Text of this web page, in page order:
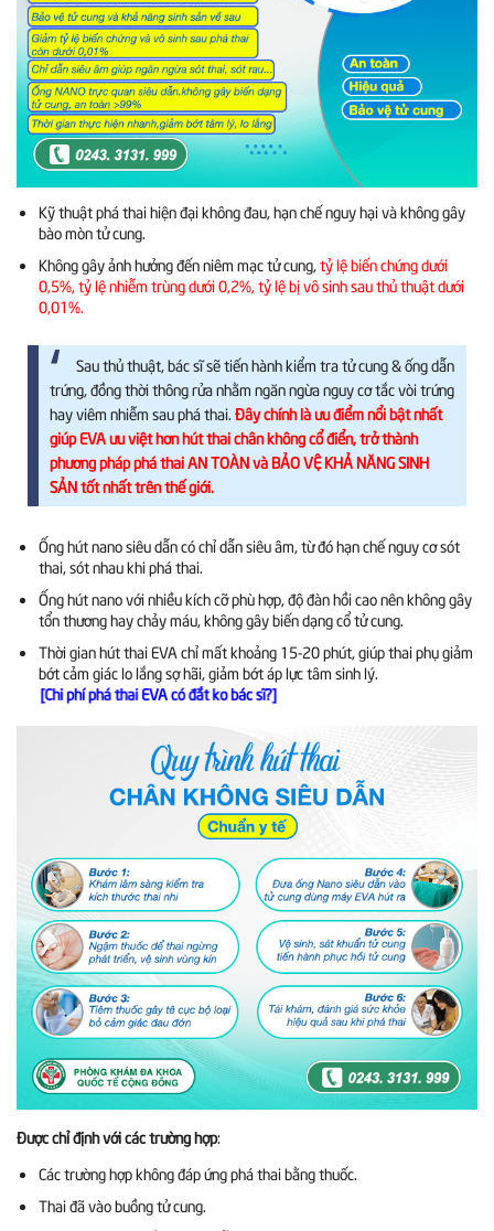
Kỹ thuật phá thai hiện đại không đau, hạn chế nguy hại và không gây
bào mòn tử cung.
Không gây ảnh hưởng đến niêm mạc tử cung,tỷ lệ biến chứng dưới
0,5%, tỷ lệ nhiễm trùng dưới 0,2%, tỷ lệ bị vô sinh sau thủ thuật dưới
0,01%.
Sau thủ thuật, bác sĩ sẽ tiến hành kiểm tra tử cung & ống dẫn
trứng, đồng thời thông rửa nhằm ngăn ngừa nguy cơ tắc vòi trứng
hay viêm nhiễm sau phá thai. Đây chính là ưu điểm nổi bật nhất
giúp EVA ưu việt hơn hút thai chân không cổ điển, trở thành
phương pháp phá thai AN TOÀN và BẢO VỆ KHẢ NĂNG SINH
SẢN tốt nhất trên thế giới.
Ống hút nano siêu dẫn có chỉ dẫn siêu âm, từ đó hạn chế nguy cơ sót
thai, sót nhau khi phá thai.
Ống hút nano với nhiều kích cỡ phù hợp, độ đàn hồi cao nên không gây
tổn thương hay chảy máu, không gây biến dạng cổ tử cung.
Thời gian hút thai EVA chỉ mất khoảng 15-20 phút, giúp thai phụ giảm
bớt cảm giác lo lắng sợ hãi, giảm bớt áp lực tâm sinh lý.
[Chi phí phá thai EVA có đắt ko bác sĩ?]
Được chỉ định với các trường hợp:
Các trường hợp không đáp ứng phá thai bằng thuốc.
Thai đã vào buồng tử cung.